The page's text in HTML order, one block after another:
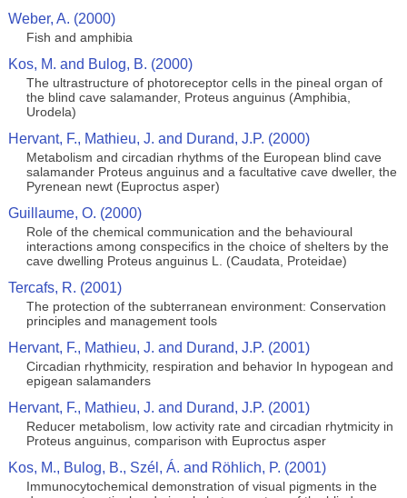
Weber, A. (2000)
Fish and amphibia
Kos, M. and Bulog, B. (2000)
The ultrastructure of photoreceptor cells in the pineal organ of
the blind cave salamander, Proteus anguinus (Amphibia,
Urodela)
Hervant, F., Mathieu, J. and Durand, J.P. (2000)
Metabolism and circadian rhythms of the European blind cave
salamander Proteus anguinus and a facultative cave dweller, the
Pyrenean newt (Euproctus asper)
Guillaume, O. (2000)
Role of the chemical communication and the behavioural
interactions among conspecifics in the choice of shelters by the
cave dwelling Proteus anguinus L. (Caudata, Proteidae)
Tercafs, R. (2001)
The protection of the subterranean environment: Conservation
principles and management tools
Hervant, F., Mathieu, J. and Durand, J.P. (2001)
Circadian rhythmicity, respiration and behavior In hypogean and
epigean salamanders
Hervant, F., Mathieu, J. and Durand, J.P. (2001)
Reducer metabolism, low activity rate and circadian rhytmicity in
Proteus anguinus, comparison with Euproctus asper
Kos, M., Bulog, B., Szél, Á. and Röhlich, P. (2001)
Immunocytochemical demonstration of visual pigments in the